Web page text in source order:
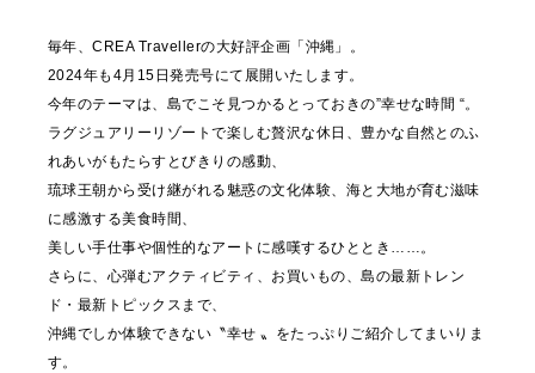
毎年、CREA Travellerの大好評企画「沖縄」。
2024年も4月15日発売号にて展開いたします。
今年のテーマは、島でこそ見つかるとっておきの”幸せな時間 “。
ラグジュアリーリゾートで楽しむ贅沢な休日、豊かな自然とのふ
れあいがもたらすとびきりの感動、
琉球王朝から受け継がれる魅惑の文化体験、海と大地が育む滋味
に感激する美食時間、
美しい手仕事や個性的なアートに感嘆するひととき……。
さらに、心弾むアクティビティ、お買いもの、島の最新トレン
ド・最新トピックスまで、
沖縄でしか体験できない〝幸せ 〟をたっぷりご紹介してまいりま
す。